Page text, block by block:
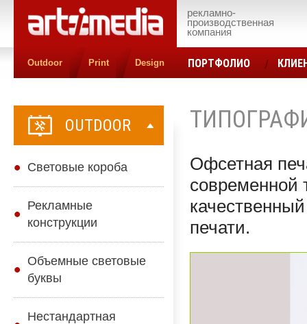
рекламно-
производственная
компания
Outdoor Print Design ПОРТФОЛИО
OUTDOOR
Cветовые короба
Рекламные
конструкции
Объемные световые
буквы
Нестандартная
Офсетная
современной
печати.